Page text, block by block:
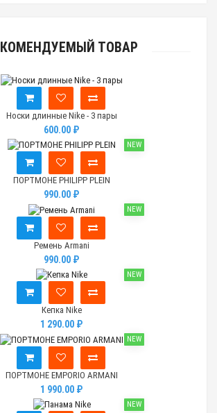
ТОВАР
Носки длинные Nike - 3 пары
600.00 ₽
NEW
ПОРТМОНЕ PHILIPP PLEIN
990.00 ₽
NEW
Ремень Armani
990.00 ₽
NEW
Кепка Nike
1 290.00 ₽
NEW
ПОРТМОНЕ EMPORIO ARMANI
1 990.00 ₽
NEW